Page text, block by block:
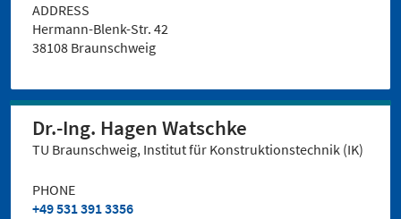
ADDRESS
Hermann-Blenk-Str. 42
38108 Braunschweig
Dr.-Ing. Hagen Watschke
TU Braunschweig, Institut für Konstruktionstechnik (IK)
PHONE
+49 531 391 3356